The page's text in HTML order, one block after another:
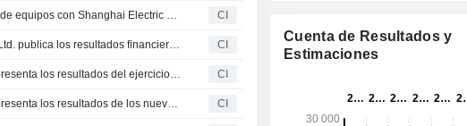
CGN Shengsi firma un contrato de compra de equipos con Shanghai Electric Wind Power CI
Shanghai Electric Wind Power Group Co., Ltd. publica los resultados financieros del primer trimestre finalizado el 31 de marzo de 2025. CI
Shanghai Electric Wind Power Group Co. presenta los resultados del ejercicio finalizado el 31 de diciembre de 2024 CI
Shanghai Electric Wind Power Group Co. presenta los resultados de los nueve meses finalizados el 30 de septiembre de 2024 CI
Cuenta de Resultados y
Estimaciones